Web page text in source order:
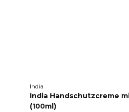
India
India Handschutzcreme
(100ml)